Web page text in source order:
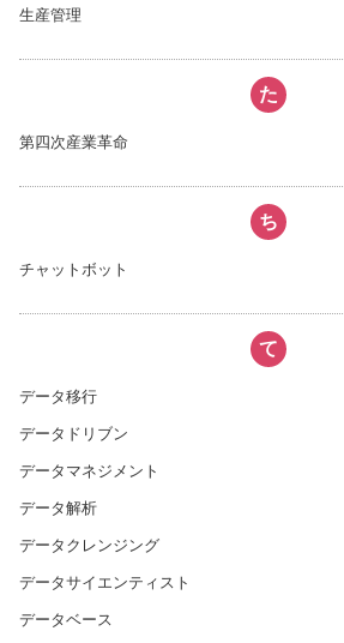
生産管理
た
第四次産業革命
ち
チャットボット
て
データ移行
データドリブン
データマネジメント
データ解析
データクレンジング
データサイエンティスト
データベース